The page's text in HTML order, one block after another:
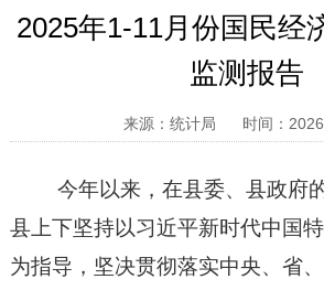
2025年1-11月份国民经
监测报告
来源：统计局 时间：
今年以来，在县委、县政府
县上下坚持以习近平新时代中国
为指导，坚决贯彻落实中央、省